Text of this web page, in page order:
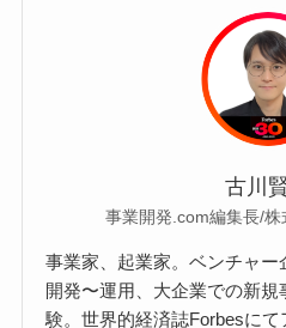
古川
事業開発.com編集長/
事業家、起業家。ベンチャ
開発〜運用、大企業での新規
験。世界的経済誌Forbesに